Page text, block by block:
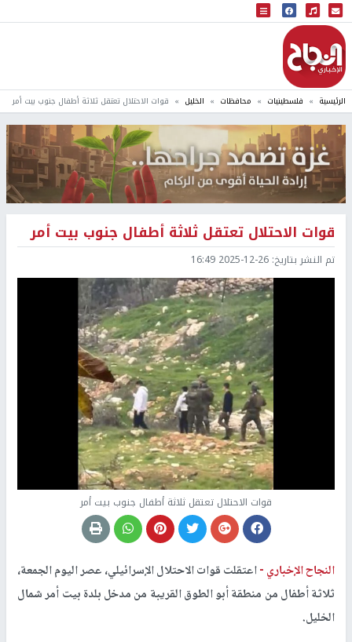
البث المباشر
إذاعة النجاح
الرئيسية فلسطينيات محافظات الخليل قوات الاحتلال تعتقل ثلاثة أطفال جنوب بيت أمر
قوات الاحتلال تعتقل ثلاثة أطفال جنوب بيت أمر
تم النشر بتاريخ: 2025-12-26 16:49
قوات الاحتلال تعتقل ثلاثة أطفال جنوب بيت أمر
النجاح الإخباري -اعتقلت قوات الاحتلال الإسرائيلي، عصر اليوم الجمعة،
ثلاثة أطفال من منطقة أبو الطوق القريبة من مدخل بلدة بيت أمر شمال
الخليل.